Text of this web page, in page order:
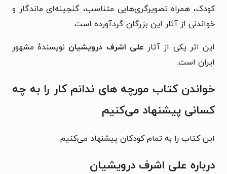
کودک، همراه تصویرگری‌هایی متناسب، گنجینه‌ای ماندگار و
خواندنی از آثار این بزرگان گردآورده است.
این اثر یکی از آثار علی اشرف درویشیان نویسندهٔ مشهور
ایران است.
خواندن کتاب مورچه های ندانم کار را به چه
کسانی پیشنهاد می‌کنیم
این کتاب را به تمام کودکان پیشنهاد می‌کنیم.
درباره علی اشرف درویشیان